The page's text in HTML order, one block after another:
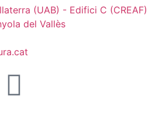
(UAB) - Edifici C (CREAF)
del Vallès